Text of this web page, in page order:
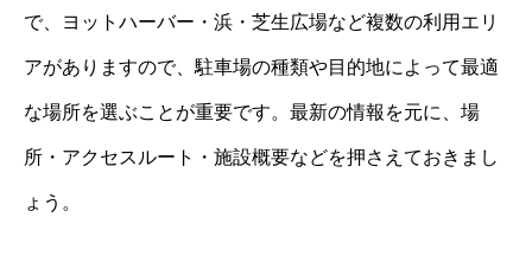
で、ヨットハーバー・浜・芝生広場など複数の利用エリ
アがありますので、駐車場の種類や目的地によって最適
な場所を選ぶことが重要です。最新の情報を元に、場
所・アクセスルート・施設概要などを押さえておきまし
ょう。